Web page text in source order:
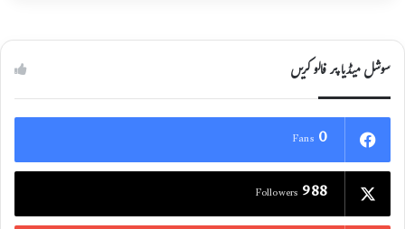
سوشل میڈیا پر فالو کریں
0
Fans
988
Followers